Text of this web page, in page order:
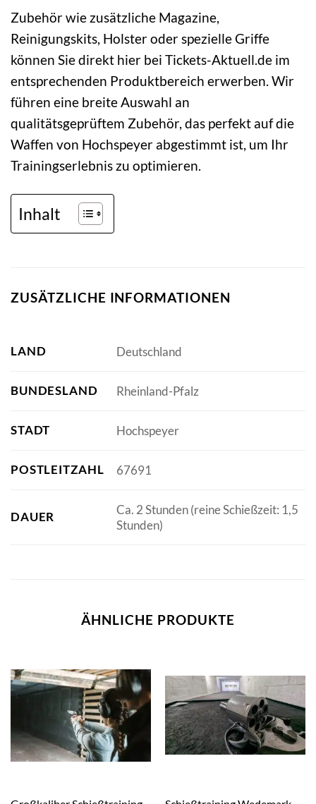
Zubehör wie zusätzliche Magazine,
Reinigungskits, Holster oder spezielle Griffe
können Sie direkt hier bei Tickets-Aktuell.de im
entsprechenden Produktbereich erwerben. Wir
führen eine breite Auswahl an
qualitätsgeprüftem Zubehör, das perfekt auf die
Waffen von Hochspeyer abgestimmt ist, um Ihr
Trainingserlebnis zu optimieren.
Inhalt
ZUSÄTZLICHE INFORMATIONEN
LAND Deutschland
BUNDESLAND Rheinland-Pfalz
STADT Hochspeyer
POSTLEITZAHL 67691
DAUER
Ca. 2 Stunden (reine Schießzeit: 1,5
Stunden)
ÄHNLICHE PRODUKTE